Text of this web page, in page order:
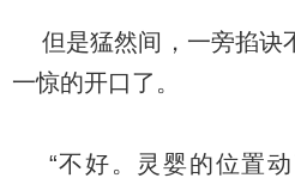
但是猛然间，一旁掐诀
一惊的开口了。
“不好。灵婴的位置动